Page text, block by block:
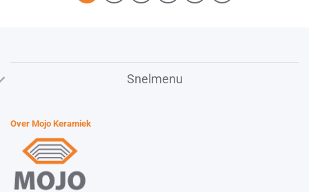
meerdere
optie
kan
Snelmenu
Over Mojo Keramiek